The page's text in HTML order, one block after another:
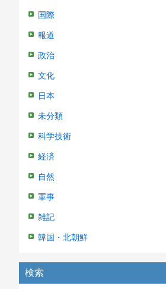
国際
報道
政治
文化
日本
未分類
科学技術
経済
自然
軍事
雑記
韓国・北朝鮮
検索